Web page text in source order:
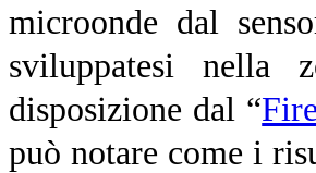
microonde dal
sviluppatesi nella
disposizione dal “
può notare come i